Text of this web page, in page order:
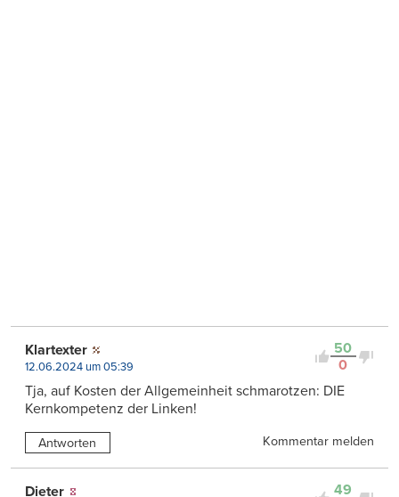
50
0
Klartexter
12.06.2024 um 05:39
Tja, auf Kosten der Allgemeinheit schmarotzen: DIE
Kernkompetenz der Linken!
Antworten Kommentar melden
49
Dieter